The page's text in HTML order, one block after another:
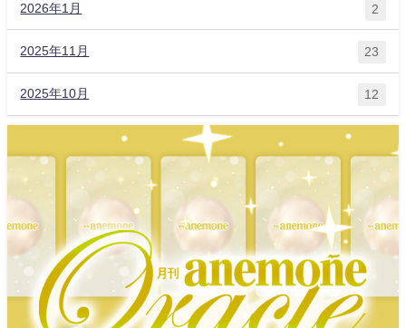
2026年1月 2
2025年11月 23
2025年10月 12